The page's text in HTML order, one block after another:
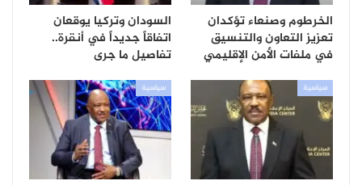
الخرطوم وصنعاء تؤكدان
تعزيز التعاون والتنسيق
في ملفات الأمن الإقليمي
السودان وتركيا يوقعان
اتفاقاً جديداً في أنقرة..
تفاصيل ما جرى
سياسية سياسية